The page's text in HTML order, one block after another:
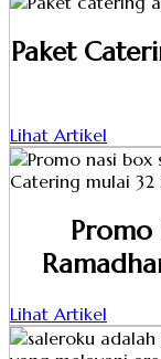
Paket
Lihat Artikel
Promo
Lihat Artikel